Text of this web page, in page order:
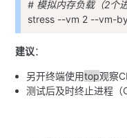
# 模拟内存负载（2个
stress --vm 2 --vm-
建议：
另开终端使用top观察
测试后及时终止进程（